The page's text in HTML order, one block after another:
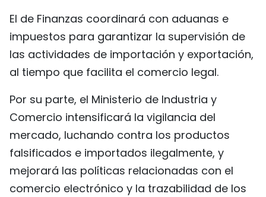
El de Finanzas coordinará con aduanas e
impuestos para garantizar la supervisión de
las actividades de importación y exportación,
al tiempo que facilita el comercio legal.
Por su parte, el Ministerio de Industria y
Comercio intensificará la vigilancia del
mercado, luchando contra los productos
falsificados e importados ilegalmente, y
mejorará las políticas relacionadas con el
comercio electrónico y la trazabilidad de los